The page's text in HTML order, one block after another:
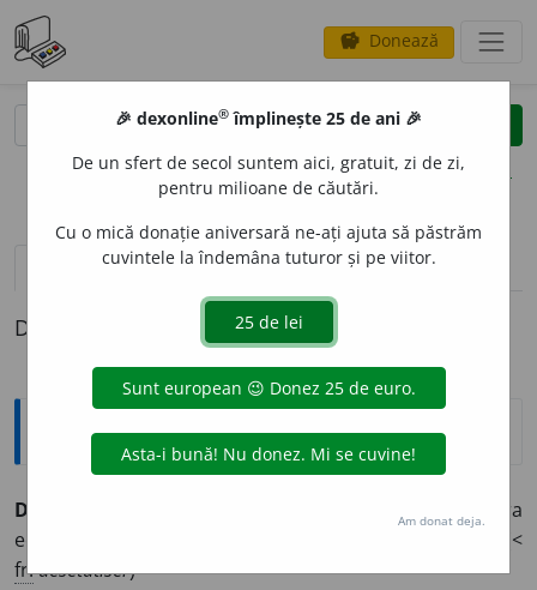
savings Donează
clear
opțiuni
definiții (1)
Definiția cu ID-ul 460109:
Explicative DEX
DEZETATIZ
a reduce controlul statului asupra
economiei unei țări sau a funcționării unei antreprize. (<
fr.désétatiser)
🎉 dexonline® împlinește 25 de ani 🎉
De un sfert de secol suntem aici, gratuit, zi de zi,
pentru milioane de căutări.
Cu o mică donație aniversară ne-ați ajuta să păstrăm
cuvintele la îndemâna tuturor și pe viitor.
Am donat deja.